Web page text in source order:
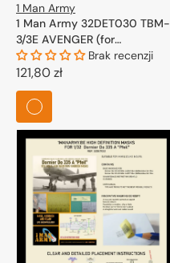
1 Man Army
1 Man Army 32DET030 TBM-
3/3E AVENGER (for
Trumpeter) 1/32Brak recenzji
Cena
regularna
121,80 zł